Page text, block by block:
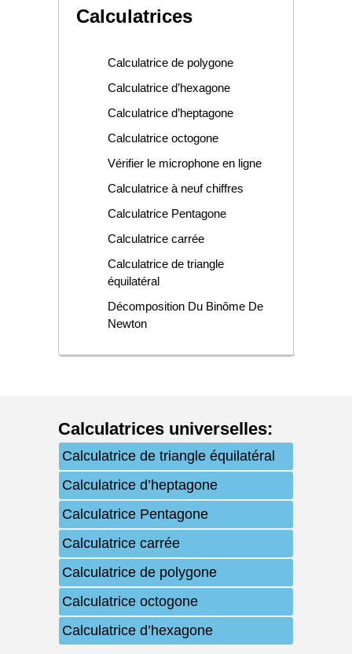
Calculatrices
Calculatrice de polygone
Calculatrice d’hexagone
Calculatrice d’heptagone
Calculatrice octogone
Vérifier le microphone en ligne
Calculatrice à neuf chiffres
Calculatrice Pentagone
Calculatrice carrée
Calculatrice de triangle
équilatéral
Décomposition Du Binôme De
Newton
Calculatrices universelles:
Calculatrice de triangle équilatéral
Calculatrice d’heptagone
Calculatrice Pentagone
Calculatrice carrée
Calculatrice de polygone
Calculatrice octogone
Calculatrice d’hexagone